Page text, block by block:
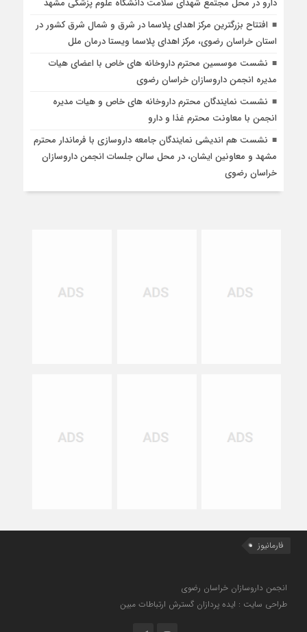
دارو در محل مجتمع شهدای سلامت دانشگاه علوم پزشکی مشهد
افتتاح بزرگترین مرکز اهدای پلاسما در شرق و شمال شرق کشور در
استان خراسان رضوی، مرکز اهدای پلاسما ویستا درمان ملل
نشست موسسین محترم داروخانه های خاص با اعضای هیات
مدیره انجمن داروسازان خراسان رضوی
نشست نمایندگان محترم داروخانه های خاص و هیات مدیره
انجمن با معاونت محترم غذا و دارو
نشست هم اندیشی نمایندگان جامعه داروسازی با فرماندار محترم
مشهد و معاونین ایشان، در محل سالن جلسات انجمن داروسازان
خراسان رضوی
فارمانیوز
انجمن داروسازان خراسان رضوی
طراحی سایت : ایده پردازان گسترش ارتباطات مبین